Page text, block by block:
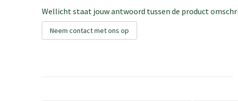
Wellicht staat jouw antwoord tussen de product
Neem contact met ons op